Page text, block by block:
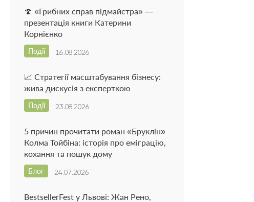
🍄 «Грибних справ підмайстра» —
презентація книги Катерини
Корнієнко
16.08.2026
Події
📈 Стратегії масштабування бізнесу:
жива дискусія з експерткою
23.08.2026
Події
5 причин прочитати роман «Бруклін»
Колма Тойбіна: історія про еміграцію,
кохання та пошук дому
24.07.2026
Блог
BestsellerFest у Львові: Жан Рено,